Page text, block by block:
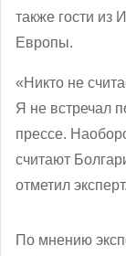
также гости из
Европы.
«Никто не
Я не встречал
прессе.
считают
отметил эксперт.
По мнению